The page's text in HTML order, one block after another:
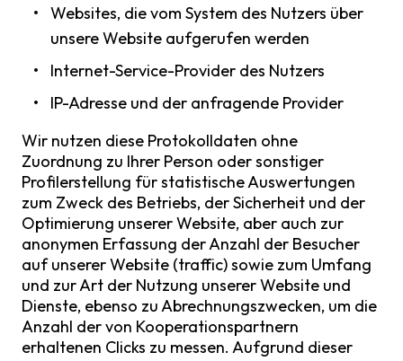
Websites, die vom System des Nutzers über
unsere Website aufgerufen werden
Internet-Service-Provider des Nutzers
IP-Adresse und der anfragende Provider
Wir nutzen diese Protokolldaten ohne
Zuordnung zu Ihrer Person oder sonstiger
Profilerstellung für statistische Auswertungen
zum Zweck des Betriebs, der Sicherheit und der
Optimierung unserer Website, aber auch zur
anonymen Erfassung der Anzahl der Besucher
auf unserer Website (traffic) sowie zum Umfang
und zur Art der Nutzung unserer Website und
Dienste, ebenso zu Abrechnungszwecken, um die
Anzahl der von Kooperationspartnern
erhaltenen Clicks zu messen. Aufgrund dieser